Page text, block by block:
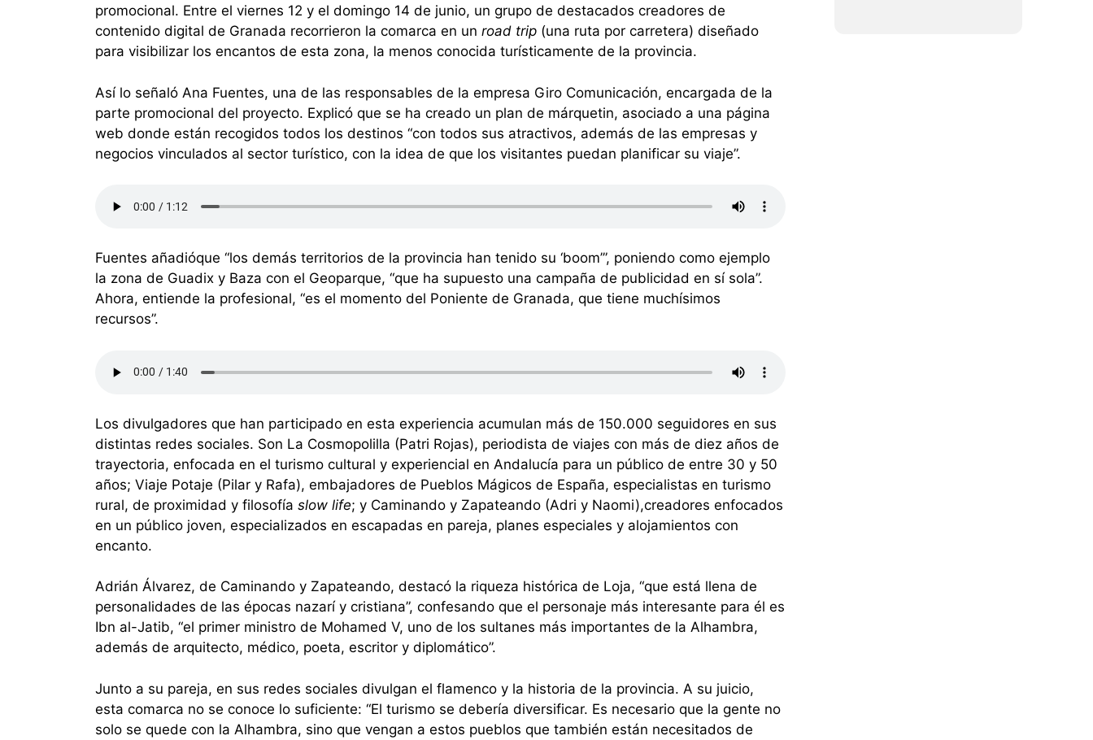
promocional. Entre el viernes 12 y el domingo 14 de junio, un grupo de destacados creadores de
contenido digital de Granada recorrieron la comarca en un road trip (una ruta por carretera) diseñado
para visibilizar los encantos de esta zona, la menos conocida turísticamente de la provincia.
Así lo señaló Ana Fuentes, una de las responsables de la empresa Giro Comunicación, encargada de la
parte promocional del proyecto. Explicó que se ha creado un plan de márquetin, asociado a una página
web donde están recogidos todos los destinos “con todos sus atractivos, además de las empresas y
negocios vinculados al sector turístico, con la idea de que los visitantes puedan planificar su viaje”.
Fuentes añadióque “los demás territorios de la provincia han tenido su ‘boom’”, poniendo como ejemplo
la zona de Guadix y Baza con el Geoparque, “que ha supuesto una campaña de publicidad en sí sola”.
Ahora, entiende la profesional, “es el momento del Poniente de Granada, que tiene muchísimos
recursos”.
Los divulgadores que han participado en esta experiencia acumulan más de 150.000 seguidores en sus
distintas redes sociales. Son La Cosmopolilla (Patri Rojas), periodista de viajes con más de diez años de
trayectoria, enfocada en el turismo cultural y experiencial en Andalucía para un público de entre 30 y 50
años; Viaje Potaje (Pilar y Rafa), embajadores de Pueblos Mágicos de España, especialistas en turismo
rural, de proximidad y filosofía slow life; y Caminando y Zapateando (Adri y Naomi),creadores enfocados
en un público joven, especializados en escapadas en pareja, planes especiales y alojamientos con
encanto.
Adrián Álvarez, de Caminando y Zapateando, destacó la riqueza histórica de Loja, “que está llena de
personalidades de las épocas nazarí y cristiana”, confesando que el personaje más interesante para él es
Ibn al-Jatib, “el primer ministro de Mohamed V, uno de los sultanes más importantes de la Alhambra,
además de arquitecto, médico, poeta, escritor y diplomático”.
Junto a su pareja, en sus redes sociales divulgan el flamenco y la historia de la provincia. A su juicio,
esta comarca no se conoce lo suficiente: “El turismo se debería diversificar. Es necesario que la gente no
solo se quede con la Alhambra, sino que vengan a estos pueblos que también están necesitados de